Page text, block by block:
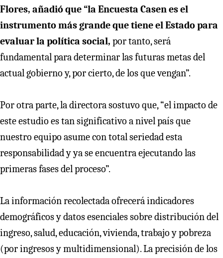
Flores, añadió que “la Encuesta Casen es el
instrumento más grande que tiene el Estado para
evaluar la política social, por tanto, será
fundamental para determinar las futuras metas del
actual gobierno y, por cierto, de los que vengan”.
Por otra parte, la directora sostuvo que, “el impacto de
este estudio es tan significativo a nivel país que
nuestro equipo asume con total seriedad esta
responsabilidad y ya se encuentra ejecutando las
primeras fases del proceso”.
La información recolectada ofrecerá indicadores
demográficos y datos esenciales sobre distribución del
ingreso, salud, educación, vivienda, trabajo y pobreza
(por ingresos y multidimensional). La precisión de los